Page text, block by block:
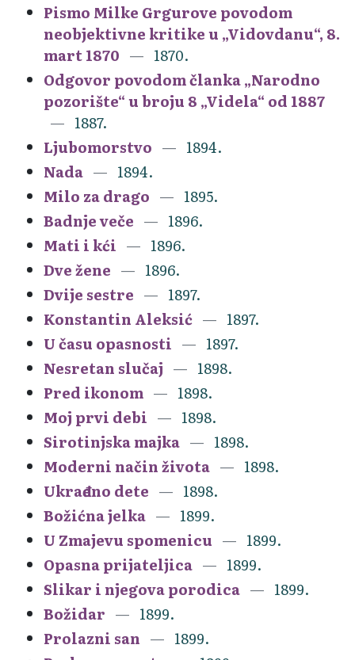
Pismo Milke Grgurove povodom
neobjektivne kritike u „Vidovdanu“, 8.
mart 1870
1870.
Odgovor povodom članka „Narodno
pozorište“ u broju 8 „Videla“ od 1887
1887.
Ljubomorstvo
1894.
Nada
1894.
Milo za drago
1895.
Badnje veče
1896.
Mati i kći
1896.
Dve žene
1896.
Dvije sestre
1897.
Konstantin Aleksić
1897.
U času opasnosti
1897.
Nesretan slučaj
1898.
Pred ikonom
1898.
Moj prvi debi
1898.
Sirotinjska majka
1898.
Moderni način života
1898.
Ukrađeno dete
1898.
Božićna jelka
1899.
U Zmajevu spomenicu
1899.
Opasna prijateljica
1899.
Slikar i njegova porodica
1899.
Božidar
1899.
Prolazni san
1899.